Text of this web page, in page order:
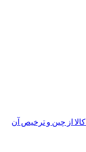
از چین و ترخیص آن